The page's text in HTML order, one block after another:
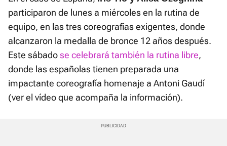
participaron de lunes a miércoles en la rutina de
equipo, en las tres coreografías exigentes, donde
alcanzaron la medalla de bronce 12 años después.
Este sábadose celebrará también la rutina libre,
donde las españolas tienen preparada una
impactante coreografía homenaje a Antoni Gaudí
(ver el vídeo que acompaña la información).